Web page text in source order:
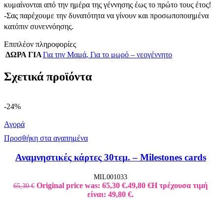
κυμαίνονται από την ημέρα της γέννησης έως το πρώτο τους έτος!
-Σας παρέχουμε την δυνατότητα να γίνουν και προσωποποιημένα
κατόπιν συνεννόησης.
Επιπλέον πληροφορίες
ΔΩΡΑ ΓΙΑΓια την Μαμά, Για το μωρό – νεογέννητο
Σχετικά προϊόντα
-24%
Αγορά
Προσθήκη στα αγαπημένα
Αναμνηστικές κάρτες 30τεμ. – Milestones cards
MIL001033
65,30€ Original price was: 65,30 €.49,80 €Η τρέχουσα τιμή
είναι: 49,80 €.